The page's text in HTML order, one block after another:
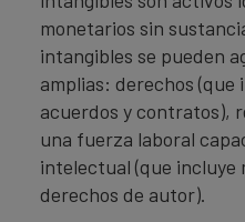
monetarios sin
intangibles se pueden
amplias: derechos
acuerdos y contratos),
una fuerza laboral
intelectual (que incluye
derechos de autor).